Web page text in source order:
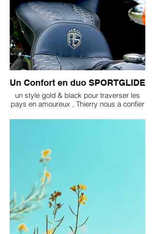
Un Confort en duo SPORTGLIDE
un style gold & black pour traverser les
pays en amoureux , Thierry nous a confier
confortable possible grâce à notre